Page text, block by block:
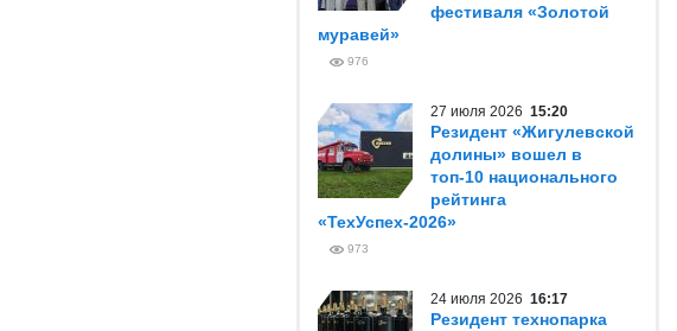
фестиваля «Золотой
муравей»
976
27 июля 2026 15:20
Резидент «Жигулевской
долины» вошел в
топ-10 национального
рейтинга
«ТехУспех-2026»
973
24 июля 2026 16:17
Резидент технопарка